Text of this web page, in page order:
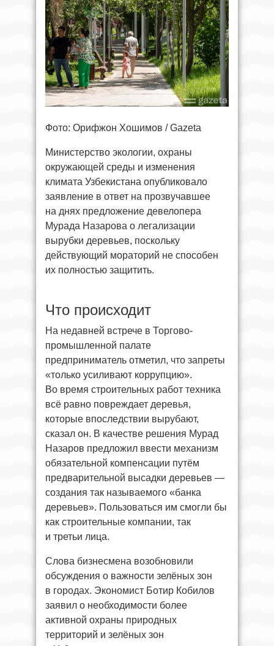
Фото: Орифжон Хошимов / Gazeta
Министерство экологии, охраны
окружающей среды и изменения
климата Узбекистана опубликовало
заявление в ответ на прозвучавшее
на днях предложение девелопера
Мурада Назарова о легализации
вырубки деревьев, поскольку
действующий мораторий не способен
их полностью защитить.
Что происходит
На недавней встрече в Торгово-
промышленной палате
предприниматель отметил, что запреты
«только усиливают коррупцию».
Во время строительных работ техника
всё равно повреждает деревья,
которые впоследствии вырубают,
сказал он. В качестве решения Мурад
Назаров предложил ввести механизм
обязательной компенсации путём
предварительной высадки деревьев —
создания так называемого «банка
деревьев». Пользоваться им смогли бы
как строительные компании, так
и третьи лица.
Слова бизнесмена возобновили
обсуждения о важности зелёных зон
в городах. Экономист Ботир Кобилов
заявил о необходимости более
активной охраны природных
территорий и зелёных зон